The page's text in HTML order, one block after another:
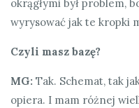
okrągłymi był problem,
wyrysować jak te kropki
Czyli masz bazę?
MG: Tak. Schemat, tak
opiera. I mam różnej